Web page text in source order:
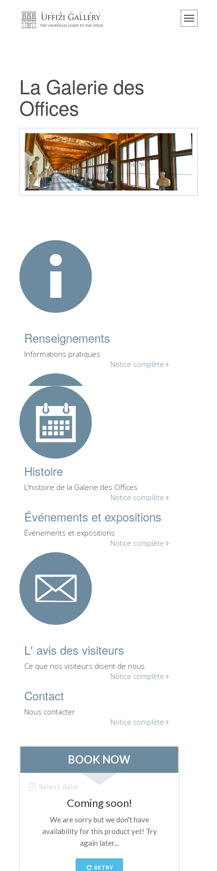
Accueil
Événements et expositions
Explorer la Galerie
Réserver
Visite virtuelle
Les Oeuvres
Les autres Musées
Le Musée national du Bargello
Galerie de l'Académie
Les Chapelles Médicis
Le Musée de San Marco
Musée Archéologique
Opificio delle Pietre Dure
Le Musée Galilée
Le Jardin de Boboli
La tour d'Arnolfo
Santa Maria Novella
Réserver une visite guidée
Les billets coupe-file
FR
ENGLISH
中文
FRANÇAIS
ESPAÑOL
La Galerie des
Offices
Renseignements
Informations pratiques
Notice complète
Histoire
L'histoire de la Galerie des Offices
Notice complète
Événements et expositions
Événements et expositions
Notice complète
L' avis des visiteurs
Ce que nos visiteurs disent de nous
Notice complète
Contact
Nous contacter
Notice complète